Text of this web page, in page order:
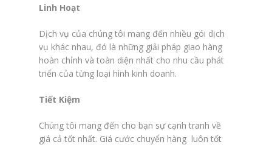
Linh Hoạt
Dịch vụ của chúng tôi mang đến nhiều gói dịch
vụ khác nhau, đó là những giải pháp giao hàng
hoàn chỉnh và toàn diện nhất cho nhu cầu phát
triển của từng loại hình kinh doanh.
Tiết Kiệm
Chúng tôi mang đến cho bạn sự cạnh tranh về
giá cả tốt nhất. Giá cước chuyển hàng luôn tốt